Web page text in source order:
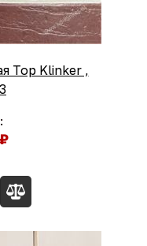
Тоp Klinker ,